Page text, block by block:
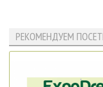
РЕКОМЕНДУЕМ